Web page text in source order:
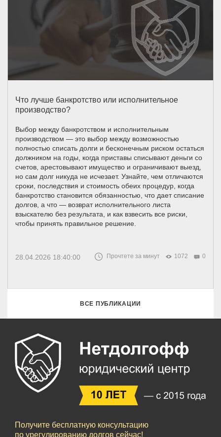
Что лучше банкротство или исполнительное
производство?
Выбор между банкротством и исполнительным
производством — это выбор между возможностью
полностью списать долги и бесконечным риском остаться
должником на годы, когда приставы списывают деньги со
счетов, арестовывают имущество и ограничивают выезд,
но сам долг никуда не исчезает. Узнайте, чем отличаются
сроки, последствия и стоимость обеих процедур, когда
банкротство становится обязанностью, что дает списание
долгов, а что — возврат исполнительного листа
взыскателю без результата, и как взвесить все риски,
чтобы принять правильное решение.
28.04.2026 18:40:00 Прочтете за минут 1072 0
ВСЕ ПУБЛИКАЦИИ
Получите бесплатную консультацию
по урегулированию долгов сейчас!